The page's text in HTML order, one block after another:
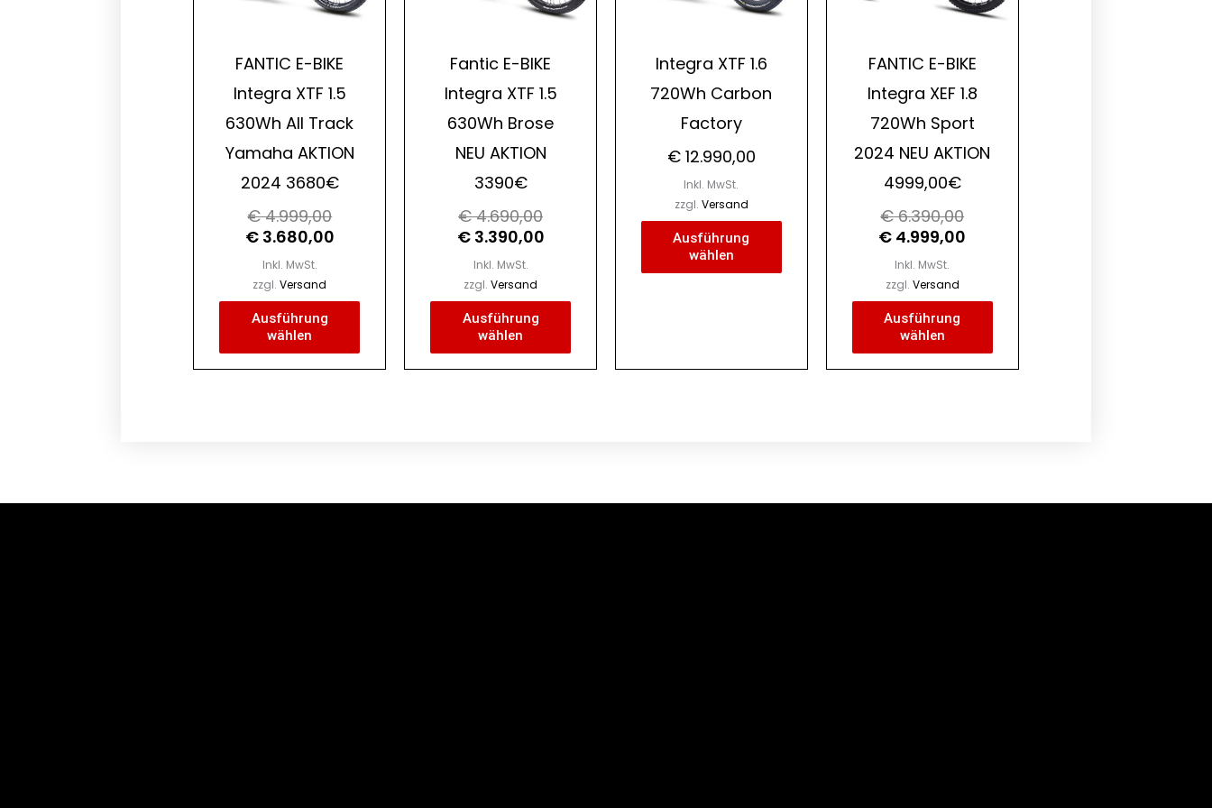
FANTIC E-BIKE
Integra XTF 1.5
630Wh All Track
Yamaha AKTION
2024 3680€
€4.999,00
€3.680,00
Inkl. MwSt.
zzgl.Versand
Ausführung
wählen
Fantic E-BIKE
Integra XTF 1.5
630Wh Brose
NEU AKTION
3390€
€4.690,00
€3.390,00
Inkl. MwSt.
zzgl.Versand
Ausführung
wählen
Optionen
Integra XTF 1.6
720Wh Carbon
Factory
€12.990,00
Inkl. MwSt.
zzgl. Versand
Ausführung
wählen
FANTIC E-BIKE
Integra XEF 1.8
720Wh Sport
2024 NEU AKTION
4999,00€
€6.390,00
€ 4.999,00
Inkl. MwSt.
zzgl. Versand
Ausführung
wählen
Optionen